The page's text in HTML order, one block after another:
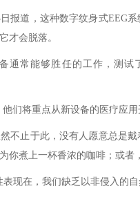
道，这种数字纹身式EEG系
才会脱落。
常能够胜任的工作，测试
将重点从新设备的医疗应用
止于此，没有人愿意总是戴
你煮上一杯香浓的咖啡；或者
在，我们缺乏以非侵入的自